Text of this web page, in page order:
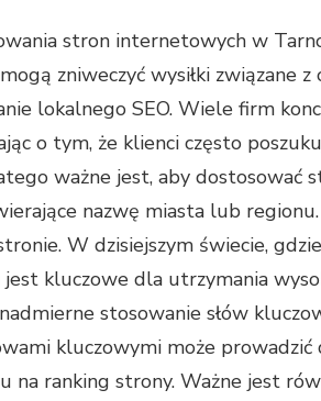
stron internetowych w
zniweczyć wysiłki związane
lokalnego SEO. Wiele firm
o tym, że klienci często
ważne jest, aby
nazwę miasta lub
W dzisiejszym świecie,
kluczowe dla utrzymania
stosowanie słów
kluczowymi może
na ranking strony. Ważne jest